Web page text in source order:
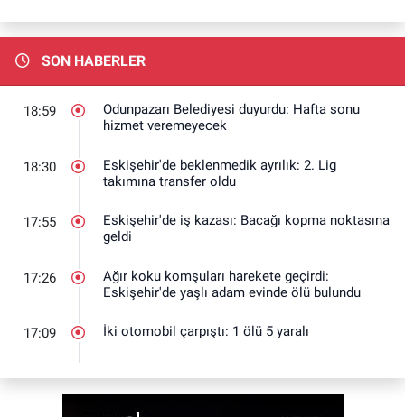
SON HABERLER
18:59
Odunpazarı Belediyesi duyurdu: Hafta sonu
hizmet veremeyecek
18:30
Eskişehir'de beklenmedik ayrılık: 2. Lig
takımına transfer oldu
17:55
Eskişehir'de iş kazası: Bacağı kopma noktasına
geldi
17:26
Ağır koku komşuları harekete geçirdi:
Eskişehir'de yaşlı adam evinde ölü bulundu
17:09 İki otomobil çarpıştı: 1 ölü 5 yaralı